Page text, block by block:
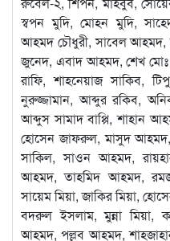
স্বপন মুদি, মোহন মুদি,
আহমদ চৌধুরী, সাবেল
জুনেদ, এবাদ আহমদ, শেখ
রাফি, শাহনেয়াজ
নুরুজ্জামান, আব্দুর রকিব,
আব্দুস সামাদ বাপ্পি, শাহান
হোসেন জাফরুল, মাসুদ
সাকিল, সাওন আহমদ,
আহমদ, তাহমিদ আহমদ,
সায়েম মিয়া, জাকির মিয়া,
বদরুল ইসলাম, মুন্না মিয়া,
আহমদ, পল্লব আহমদ,